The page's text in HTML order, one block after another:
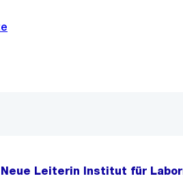
Neue Leiterin Institut für